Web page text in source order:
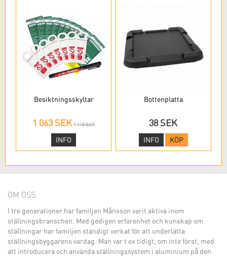
Besiktningsskyltar
1 063 SEK 1 118 SEK
INFO
Bottenplatta
38 SEK
INFO KÖP
OM OSS
I tre generationer har familjen Månsson varit aktiva inom
ställningsbranschen. Med gedigen erfarenhet och kunskap om
ställningar har familjen ständigt verkat för att underlätta
ställningsbyggarens vardag. Man var t ex tidigt, om inte först, med
att introducera och använda ställningssystem i aluminium på den